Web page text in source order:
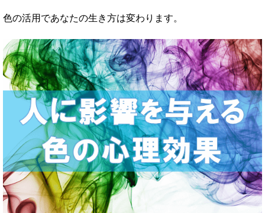
色の活用であなたの生き方は変わります。